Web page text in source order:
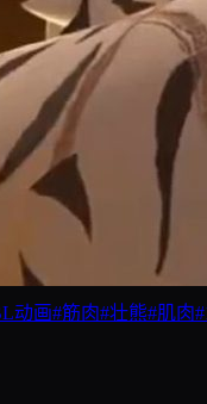
动画#筋肉#壮熊#肌肉#